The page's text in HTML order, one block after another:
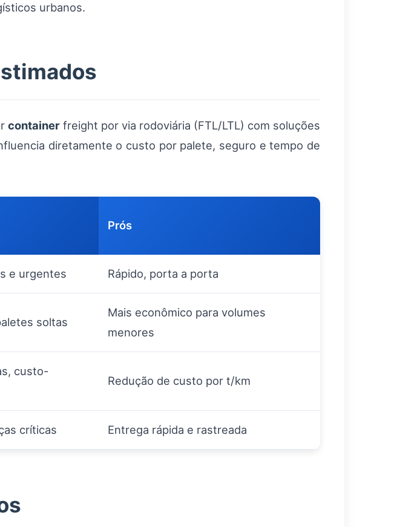
urbanos.
containerfreight por via rodoviária (FTL/LTL) com soluções
diretamente o custo por palete, seguro e tempo de
Prós
e urgentes Rápido, porta a porta
soltas
Mais econômico para volumes
menores
custo-
Redução de custo por t/km
críticas Entrega rápida e rastreada